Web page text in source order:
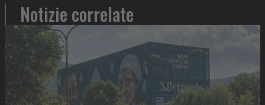
Notizie correlate